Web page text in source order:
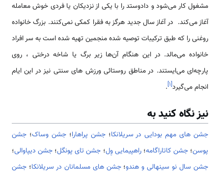
مشغول کار می‌شود و دادوستد را با یکی از نزدیکان یا فردی خوش معامله
آغاز می‌کند. در آغاز سال جدید هرگز به فقرا کمکی نمی‌کنند. بزرگ خانواده
روغنی را که طبق ترکیبات توصیه شده منجمین تهیه شده است به سر افراد
خانواده می‌مالد. در این هنگام آن‌ها زیر برگ یا شاخه درختی ، روی
پارچه‌ای می‌ایستند. در مناطق روستائی ورزش های سنتی نیز در این ایام
انجام می‌گیرد[۱]
.
نیز نگاه کنید به
جشن های مهم بودایی در سریلانکا؛جشن پراهارا؛جشن وساک؛ جشن
پوسن؛جشن کاتاراگامه؛راهپیمایی وِل؛ جشن تای پونگل؛ جشن دیپاوالی؛
جشن سال نو سینهالی و هندو؛جشن های مسلمانان در سریلانکا؛ جشن